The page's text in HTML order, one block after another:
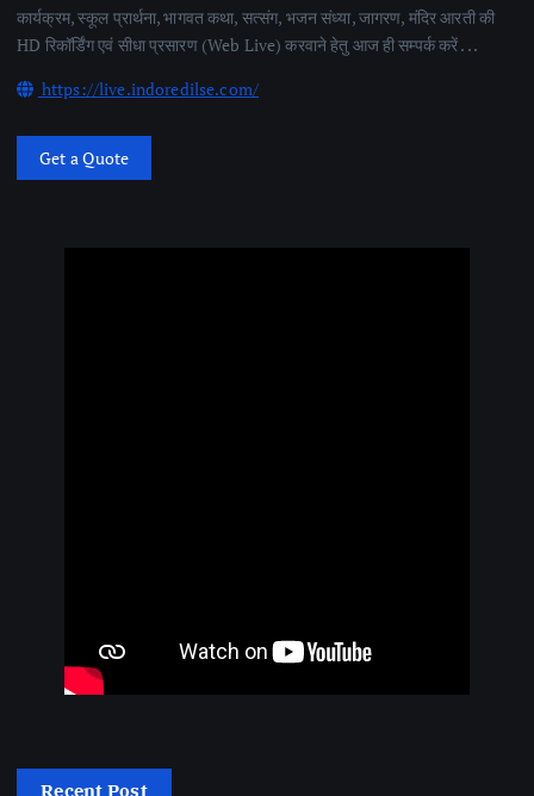
कार्यक्रम, स्कूल प्रार्थना, भागवत कथा, सत्संग, भजन संध्या, जागरण, मंदिर आरती की
HD रिकॉर्डिंग एवं सीधा प्रसारण (Web Live) करवाने हेतु आज ही सम्पर्क करें . . .
https://live.indoredilse.com/
Get a Quote
Recent Post